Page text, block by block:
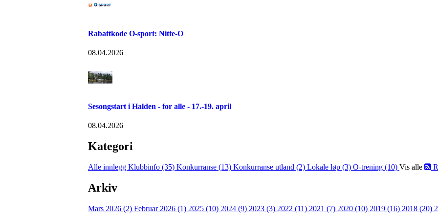
Rabattkode O-sport: Nitte-O
08.04.2026
Sesongstart i Halden - for alle - 17.-19. april
08.04.2026
Kategori
Alle innlegg Klubbinfo (35) Konkurranse (13) Konkurranse utland (2) Lokale løp (3) O-trening (10) Vis alle
Arkiv
Mars 2026 (2) Februar 2026 (1) 2025 (10) 2024 (9) 2023 (3) 2022 (11) 2021 (7) 2020 (10) 2019 (16) 2018 (20)